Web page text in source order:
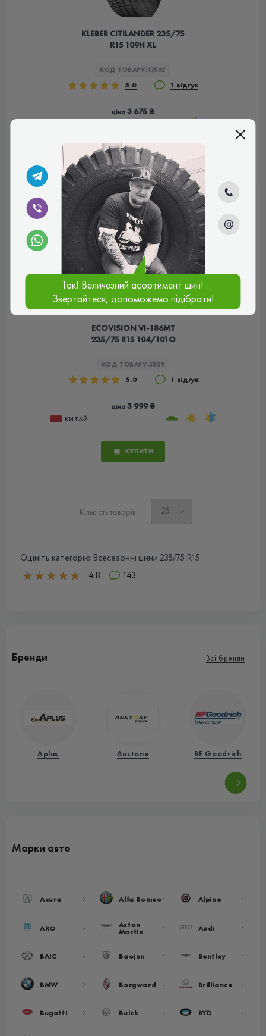
KLEBER CITILANDER 235/75
R15 109H XL
КОД ТОВАРУ: 17532
5.0 1 відгук
ціна3 675 ₴
КУПИТИ
ECOVISION VI-186MT
235/75 R15 104/101Q
КОД ТОВАРУ:5359
5.0 1 відгук
ціна3 999 ₴
КИТАЙ
КУПИТИ
Кількість товарів
Оцініть категорію Всесезонні шини 235/75 R15
4.8
143
Бренди Всі бренди
Aplus Austone BF Goodrich
Марки авто
Acura Alfa Romeo Alpine
ARO Aston
Martin Audi
BAIC Baojun Bentley
BMW Borgward Brilliance
Bugatti Buick BYD
Так! Величезний асортимент шин!
Звертайтеся, допоможемо підібрати!